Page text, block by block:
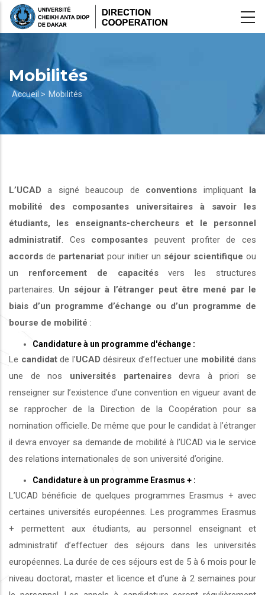
Aller
Mobilités
Fil
d'Ariane
Accueil > Mobilités
L’UCAD a signé beaucoup de conventions impliquant la
mobilité des composantes universitaires à savoir les
étudiants, les enseignants-chercheurs et le personnel
administratif . Ces composantes peuvent profiter de ces
accords de partenariat pour initier un séjour scientifique ou
un renforcement de capacitésvers les structures
partenaires. Un séjour à l’étranger peut être mené par le
biais d’un programme d’échange ou d’un programme de
bourse de mobilité :
Candidature à un programme d'échange :
Le candidatde l’UCAD désireux d’effectuer une mobilité dans
une de nos universités partenairesdevra à priori se
renseigner sur l’existence d’une convention en vigueur avant de
se rapprocher de la Direction de la Coopération pour sa
nomination officielle. De même que pour le candidat à l’étranger
il devra envoyer sa demande de mobilité à l’UCAD via le service
des relations internationales de son université d’origine.
Candidature à un programme Erasmus + :
L’UCAD bénéficie de quelques programmes Erasmus + avec
certaines universités européennes. Les programmes Erasmus
+ permettent aux étudiants, au personnel enseignant et
administratif d’effectuer des séjours dans les universités
européennes. La durée de ces séjours est de 5 à 6 mois pour le
niveau doctorat, master et licence et d’une à 2 semaines pour